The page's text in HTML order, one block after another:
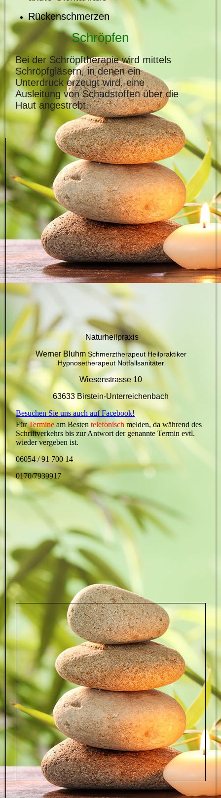
Rückenschmerzen
Schröpfen
Bei der Schröpftherapie wird mittels
Schröpfgläsern, in denen ein
Unterdruck erzeugt wird, eine
Ausleitung von Schadstoffen über die
Haut angestrebt.
HP Logo_2
Naturheilpraxis
Werner BluhmSchmerztherapeut Heilpraktiker
Hypnosetherapeut Notfallsanitäter
Wiesenstrasse 10
63633 Birstein-Unterreichenbach
Besuchen Sie uns auch auf Facebook!
FürTermineam Bestentelefonisch melden, da während des
Schriftverkehrs bis zur Antwort der genannte Termin evtl.
wieder vergeben ist.
06054 / 91 700 14
0170/7939917